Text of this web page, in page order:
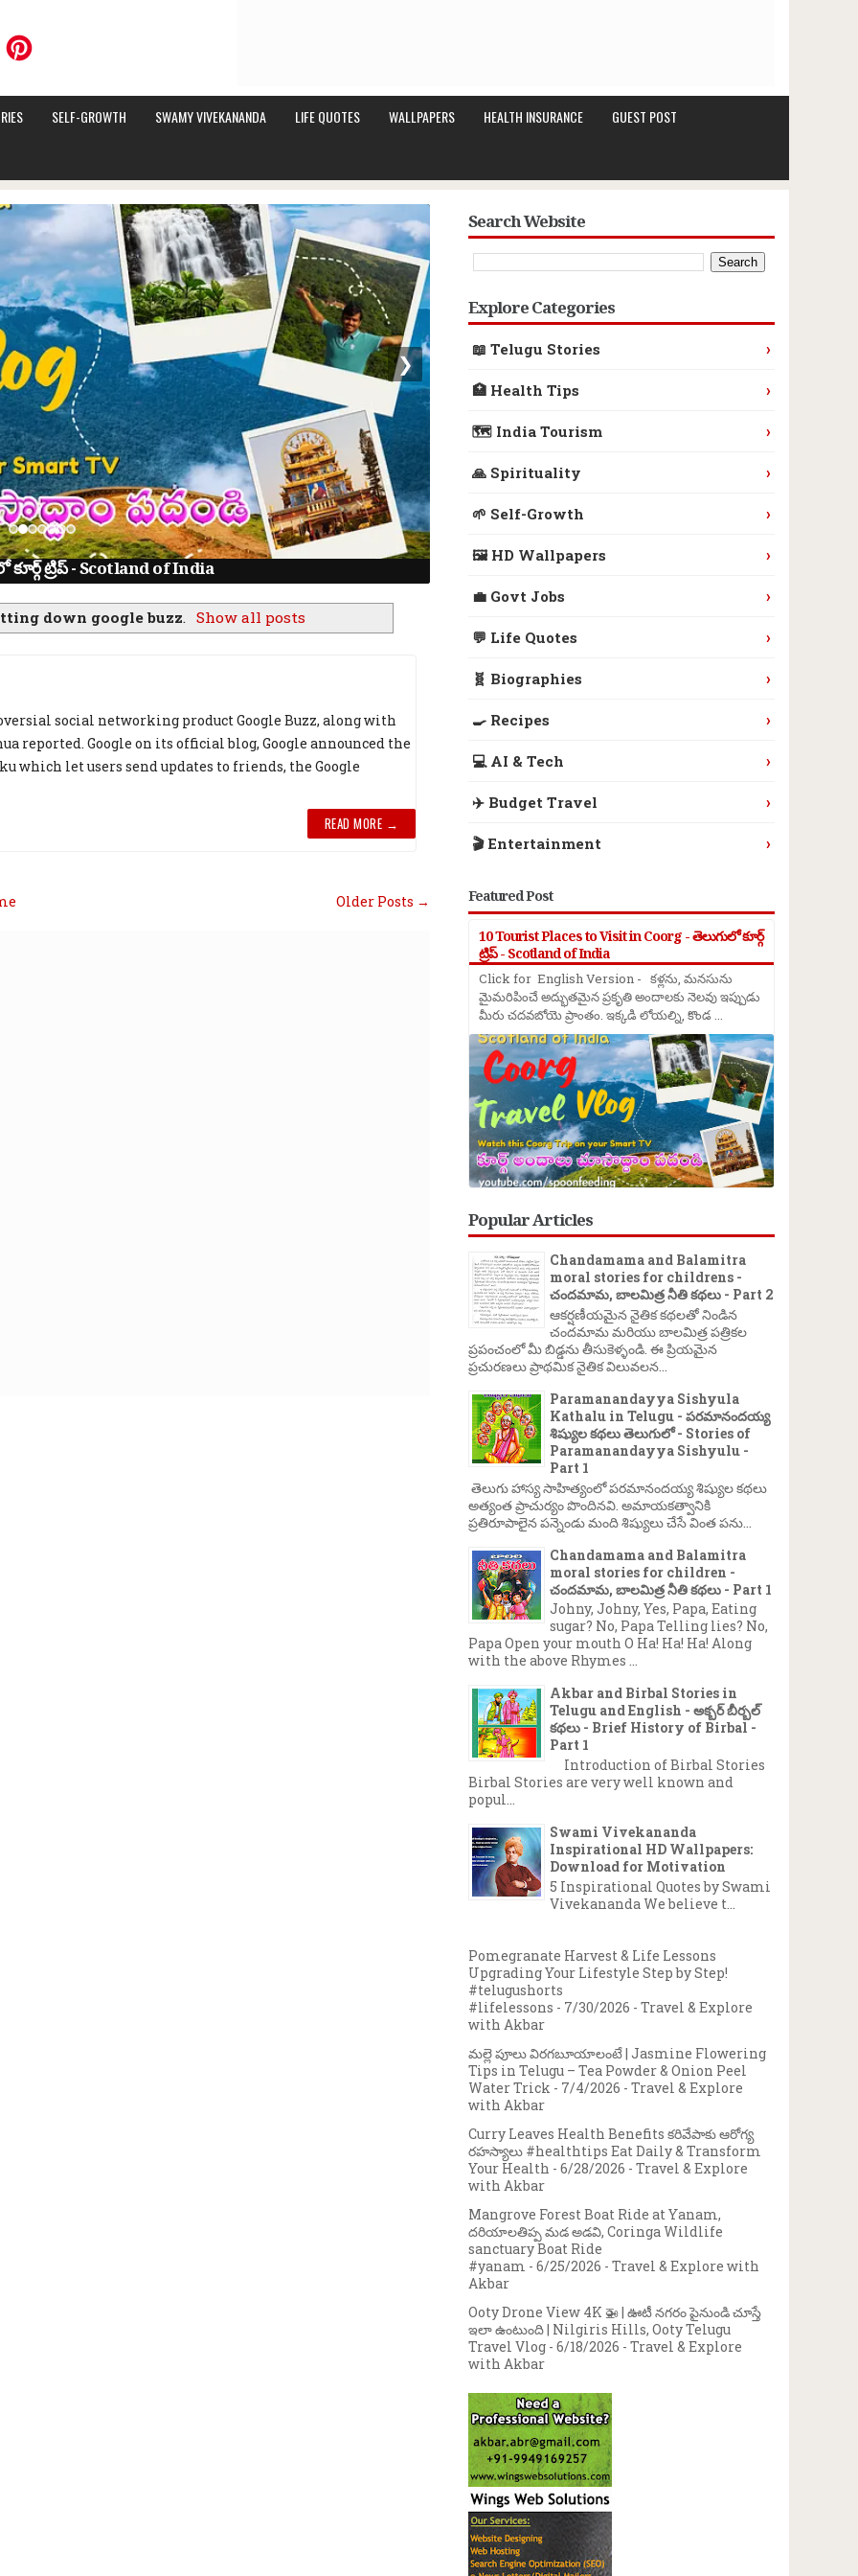
SELF-GROWTH SWAMY VIVEKANANDA LIFE QUOTES WALLPAPERS HEALTH INSURANCE GUEST POST
ట్రిప్ - Scotland of India
❯
down google buzz. Show all posts
social networking product Google Buzz, along with
reported. Google on its official blog, Google announced the
which let users send updates to friends, the Google
READ MORE →
Older Posts →
Search Website
Explore Categories
📖 Telugu Stories ›
🏥 Health Tips ›
🗺️ India Tourism ›
🙏 Spirituality ›
🌱 Self-Growth ›
🖼️ HD Wallpapers ›
💼 Govt Jobs ›
💬 Life Quotes ›
🧬 Biographies ›
🍳 Recipes ›
💻 AI & Tech ›
✈️ Budget Travel ›
🎬 Entertainment ›
Featured Post
10 Tourist Places to Visit in Coorg - తెలుగులో కూర్గ్
ట్రిప్ - Scotland of India
Click for English Version - కళ్లను, మనసును
మైమరిపించే అద్భుతమైన ప్రకృతి అందాలకు నెలవు ఇప్పుడు
మీరు చదవబోయె ప్రాంతం. ఇక్కడి లోయల్ని, కొండ ...
Popular Articles
Chandamama and Balamitra
moral stories for childrens -
చందమామ, బాలమిత్ర నీతి కథలు - Part 2
ఆకర్షణీయమైన నైతిక కథలతో నిండిన
చందమామ మరియు బాలమిత్ర పత్రికల
ప్రపంచంలో మీ బిడ్డను తీసుకెళ్ళండి. ఈ ప్రియమైన
ప్రచురణలు ప్రాథమిక నైతిక విలువలన...
Paramanandayya Sishyula
Kathalu in Telugu - పరమానందయ్య
శిష్యుల కథలు తెలుగులో - Stories of
Paramanandayya Sishyulu -
Part 1
తెలుగు హాస్య సాహిత్యంలో పరమానందయ్య శిష్యుల కథలు
అత్యంత ప్రాచుర్యం పొందినవి. అమాయకత్వానికి
ప్రతిరూపాలైన పన్నెండు మంది శిష్యులు చేసే వింత పను...
Chandamama and Balamitra
moral stories for children -
చందమామ, బాలమిత్ర నీతి కథలు - Part 1
Johny, Johny, Yes, Papa, Eating
sugar? No, Papa Telling lies? No,
Papa Open your mouth O Ha! Ha! Ha! Along
with the above Rhymes ...
Akbar and Birbal Stories in
Telugu and English - అక్బర్ బీర్బల్
కథలు - Brief History of Birbal -
Part 1
Introduction of Birbal Stories
Birbal Stories are very well known and
popul...
Swami Vivekananda
Inspirational HD Wallpapers:
Download for Motivation
5 Inspirational Quotes by Swami
Vivekananda We believe t...
Pomegranate Harvest & Life Lessons
Upgrading Your Lifestyle Step by Step!
#telugushorts
#lifelessons - 7/30/2026 - Travel & Explore
with Akbar
మల్లె పూలు విరగబూయాలంటే | Jasmine Flowering
Tips in Telugu – Tea Powder & Onion Peel
Water Trick - 7/4/2026 - Travel & Explore
with Akbar
Curry Leaves Health Benefits కరివేపాకు ఆరోగ్య
రహస్యాలు #healthtips Eat Daily & Transform
Your Health - 6/28/2026 - Travel & Explore
with Akbar
Mangrove Forest Boat Ride at Yanam,
దరియాలతిప్ప మడ అడవి, Coringa Wildlife
sanctuary Boat Ride
#yanam - 6/25/2026 - Travel & Explore with
Akbar
Ooty Drone View 4K 🚁 | ఊటీ నగరం పైనుండి చూస్తే
ఇలా ఉంటుంది | Nilgiris Hills, Ooty Telugu
Travel Vlog - 6/18/2026 - Travel & Explore
with Akbar